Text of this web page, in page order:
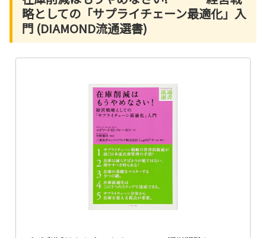
略としての「サプライチェーン最適化」入
門 (DIAMOND流通選書)